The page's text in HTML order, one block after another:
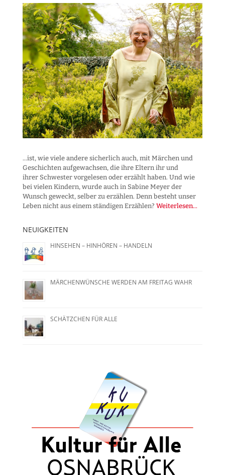
...ist, wie viele andere sicherlich auch, mit Märchen und
Geschichten aufgewachsen, die ihre Eltern ihr und
ihrer Schwester vorgelesen oder erzählt haben. Und wie
bei vielen Kindern, wurde auch in Sabine Meyer der
Wunsch geweckt, selber zu erzählen. Denn besteht unser
Leben nicht aus einem ständigen Erzählen? Weiterlesen...
NEUIGKEITEN
HINSEHEN – HINHÖREN – HANDELN
MÄRCHENWÜNSCHE WERDEN AM FREITAG WAHR
SCHÄTZCHEN FÜR ALLE